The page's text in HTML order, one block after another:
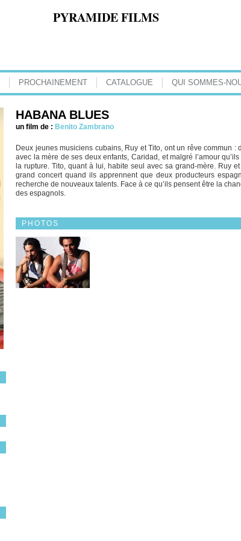
PYRAMIDE FILMS
PROCHAINEMENT CATALOGUE QUI SOMMES-
HABANA BLUES
un film de : Benito Zambrano
Deux jeunes musiciens cubains, Ruy et Tito, ont un rêve commun
avec la mère de ses deux enfants, Caridad, et malgré l’amour
la rupture. Tito, quant à lui, habite seul avec sa grand-mère. Ruy
grand concert quand ils apprennent que deux producteurs
recherche de nouveaux talents. Face à ce qu’ils pensent être la
des espagnols.
PHOTOS